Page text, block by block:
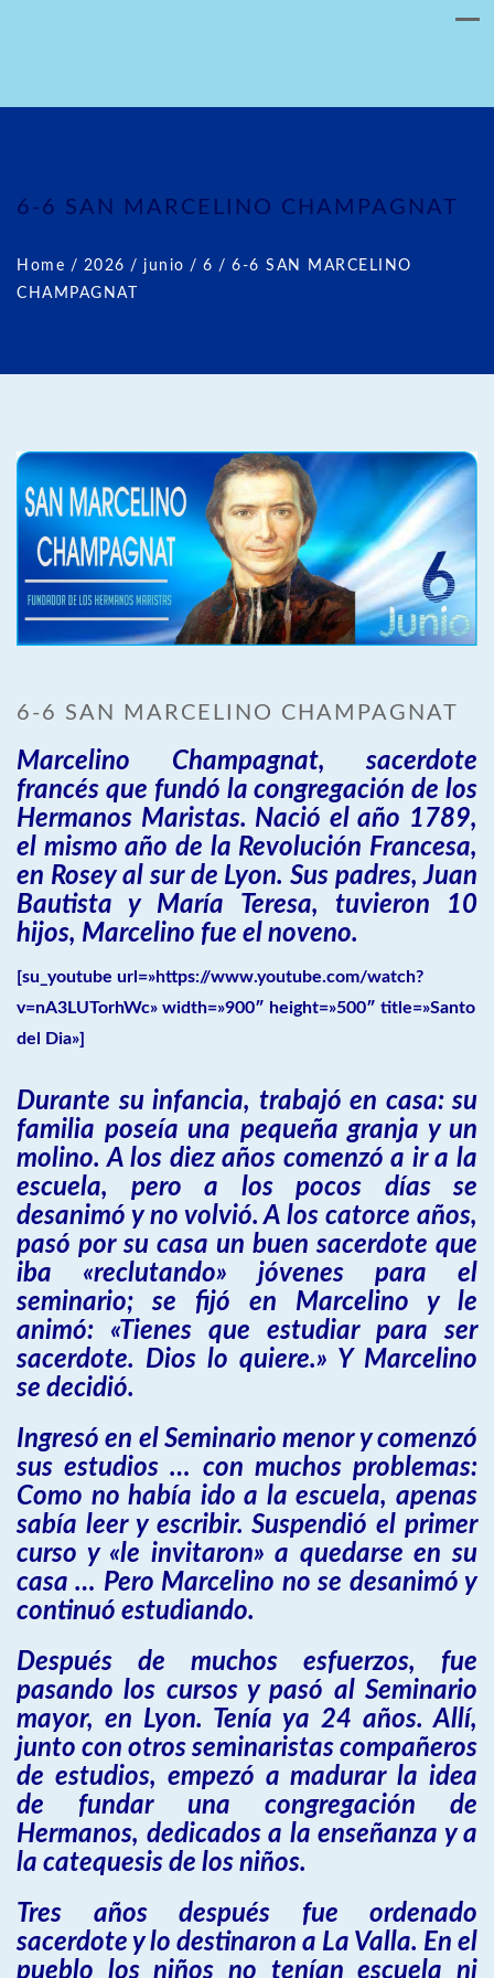
6-6 SAN MARCELINO CHAMPAGNAT
Home / 2026 / junio / 6 / 6-6 SAN MARCELINO
CHAMPAGNAT
6-6 SAN MARCELINO CHAMPAGNAT
Marcelino Champagnat, sacerdote
francés que fundó la congregación de los
Hermanos Maristas. Nació el año 1789,
el mismo año de la Revolución Francesa,
en Rosey al sur de Lyon. Sus padres, Juan
Bautista y María Teresa, tuvieron 10
hijos, Marcelino fue el noveno.
[su_youtube url=»https://www.youtube.com/watch?
v=nA3LUTorhWc» width=»900″ height=»500″ title=»Santo
del Dia»]
Durante su infancia, trabajó en casa: su
familia poseía una pequeña granja y un
molino. A los diez años comenzó a ir a la
escuela, pero a los pocos días se
desanimó y no volvió. A los catorce años,
pasó por su casa un buen sacerdote que
iba «reclutando» jóvenes para el
seminario; se fijó en Marcelino y le
animó: «Tienes que estudiar para ser
sacerdote. Dios lo quiere.» Y Marcelino
se decidió.
Ingresó en el Seminario menor y comenzó
sus estudios … con muchos problemas:
Como no había ido a la escuela, apenas
sabía leer y escribir. Suspendió el primer
curso y «le invitaron» a quedarse en su
casa … Pero Marcelino no se desanimó y
continuó estudiando.
Después de muchos esfuerzos, fue
pasando los cursos y pasó al Seminario
mayor, en Lyon. Tenía ya 24 años. Allí,
junto con otros seminaristas compañeros
de estudios, empezó a madurar la idea
de fundar una congregación de
Hermanos, dedicados a la enseñanza y a
la catequesis de los niños.
Tres años después fue ordenado
sacerdote y lo destinaron a La Valla. En el
pueblo los niños no tenían escuela ni